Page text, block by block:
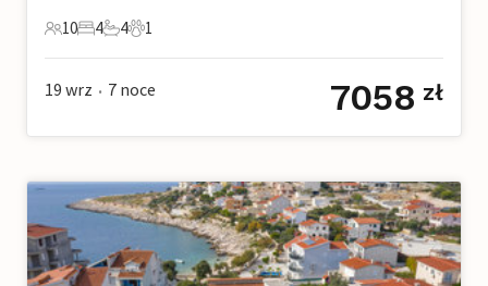
10 Goście
10
4 Sypialnie
4
4 Łazienki
4
1 Zwierzę domowe
1
19 wrz • 7 noce 7058 zł